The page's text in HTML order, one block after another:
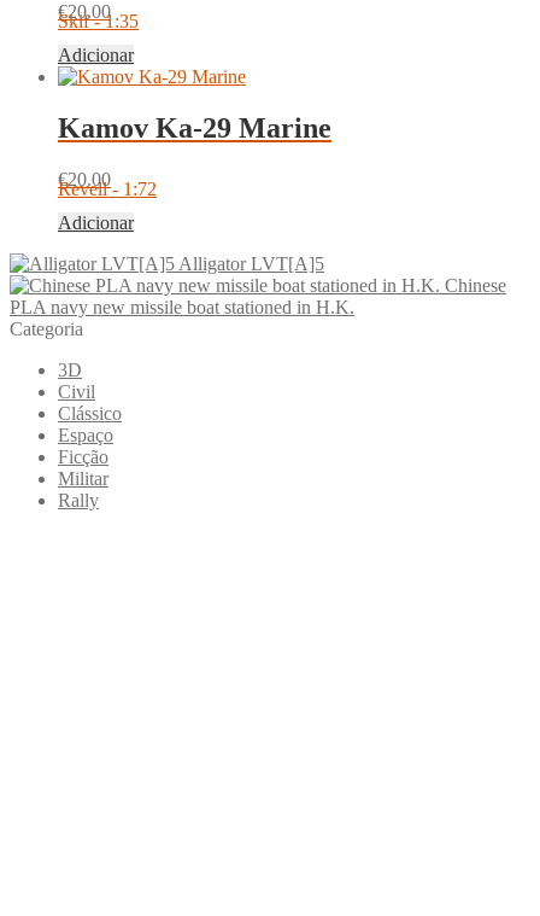
€20.00
Skif - 1:35
Adicionar
Kamov Ka-29 Marine
€20.00
Revell - 1:72
Adicionar
Alligator LVT[A]5
Chinese
PLA navy new missile boat stationed in H.K.
Categoria
3D
Civil
Clássico
Espaço
Ficção
Militar
Rally